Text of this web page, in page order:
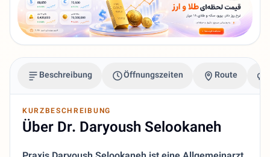
Beschreibung Öffnungszeiten Route
KURZBESCHREIBUNG
Über Dr. Daryoush Selookaneh